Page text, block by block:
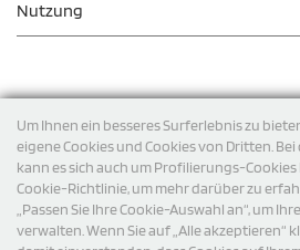
Um Ihnen ein besseres Surferlebnis zu
eigene Cookies und Cookies von Dritten.
kann es sich auch um Profilierungs-Cookies
Cookie-Richtlinie, um mehr darüber zu
„Passen Sie Ihre Cookie-Auswahl an“, um
verwalten. Wenn Sie auf „Alle akzeptieren“
Nutzung
Versand